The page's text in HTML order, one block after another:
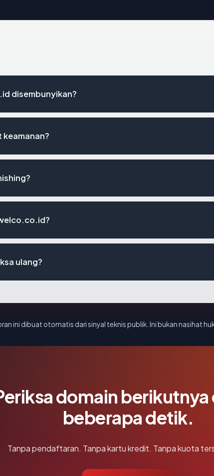
disembunyikan?
ulang?
ini dibuat otomatis dari sinyal teknis publik. Ini bukan nasihat
domain berikutnya
beberapa detik.
Tanpa pendaftaran. Tanpa kartu kredit. Tanpa kuota